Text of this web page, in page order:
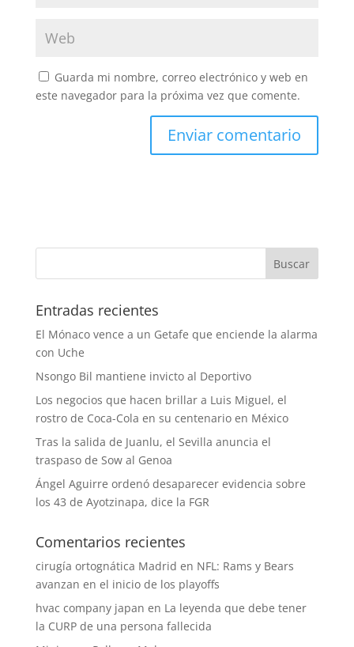
Guarda mi nombre, correo electrónico y web en
este navegador para la próxima vez que comente.
Entradas recientes
El Mónaco vence a un Getafe que enciende la alarma
con Uche
Nsongo Bil mantiene invicto al Deportivo
Los negocios que hacen brillar a Luis Miguel, el
rostro de Coca-Cola en su centenario en México
Tras la salida de Juanlu, el Sevilla anuncia el
traspaso de Sow al Genoa
Ángel Aguirre ordenó desaparecer evidencia sobre
los 43 de Ayotzinapa, dice la FGR
Comentarios recientes
cirugía ortognática Madrid en NFL: Rams y Bears
avanzan en el inicio de los playoffs
hvac company japan en La leyenda que debe tener
la CURP de una persona fallecida